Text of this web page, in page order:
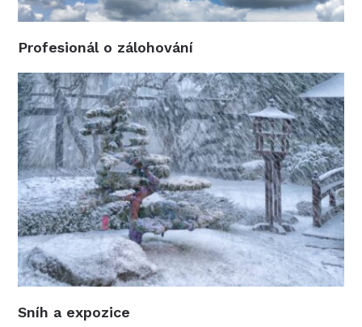
Profesionál o zálohování
Sníh a expozice